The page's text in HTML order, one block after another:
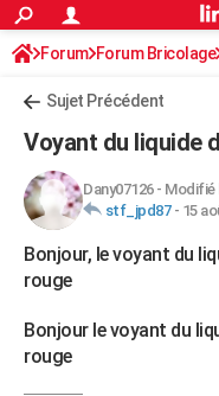
ACTUALITÉS
Politique
Société
Faits Divers
Education
Monde
Villes
+
FINANCE
Retraite
Impôts
Epargne
Immobilier
Risques naturels par ville
Banque
Assurance
Crédit
AUTO
Essais
Réserver un essai
Citadines
Berlines
SUV
Forum auto
+HIGH-TECH
Forum
Aménagement intérieur
Extérieur
Cuisine
Salle de bains
Jardinage
Rangement
WEEK-END
Forum Forum Bricolage
Sujet Précédent
Voyant du liquide
Dany07126- Modifié
stf_jpd87- 15
Bonjour, le voyant du
rouge
Bonjour le voyant du
rouge